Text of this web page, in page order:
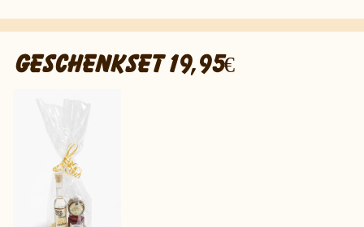
GESCHENKSET 19,95€